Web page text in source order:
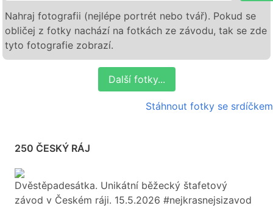
Nahraj fotografii (nejlépe portrét nebo tvář). Pokud se
obličej z fotky nachází na fotkách ze závodu, tak se zde
tyto fotografie zobrazí.
Další fotky...
Stáhnout fotky se srdíčkem
250 ČESKÝ RÁJ
Dvěstěpadesátka. Unikátní běžecký štafetový
závod v Českém ráji. 15.5.2026 #nejkrasnejsizavod